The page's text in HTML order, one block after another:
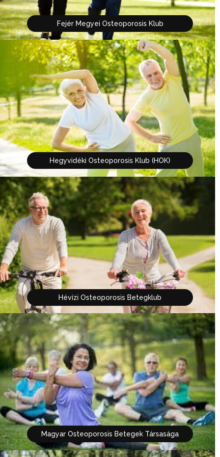
Fejér Megyei Osteoporosis Klub
Hegyvidéki Osteoporosis Klub (HOK)
Hévízi Osteoporosis Betegklub
Magyar Osteoporosis Betegek Társasága